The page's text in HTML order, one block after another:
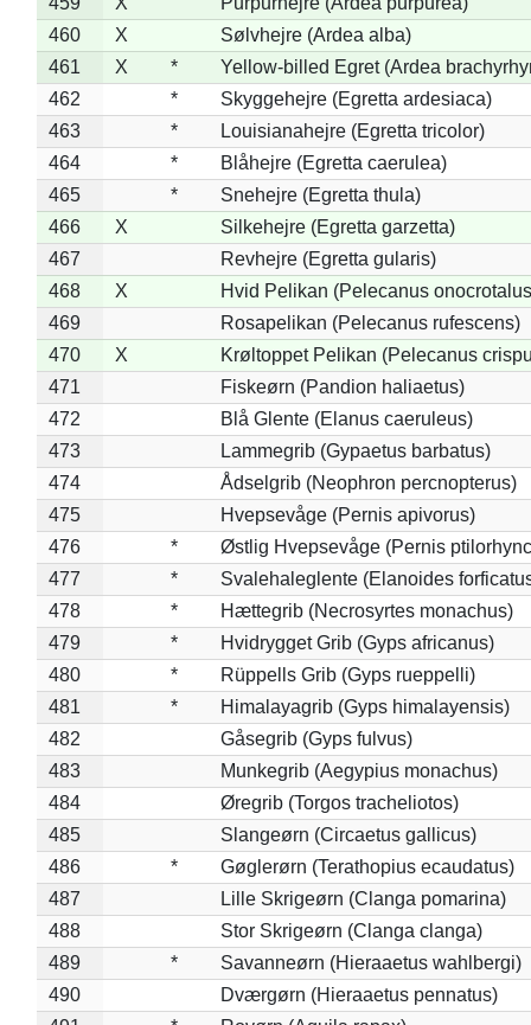
460
X
Sølvhejre (Ardea alba)
461
X *
Yellow-billed Egret (Ardea
462
*
Skyggehejre (Egretta ardesiaca)
463
*
Louisianahejre (Egretta tricolor)
464
*
Blåhejre (Egretta caerulea)
465
*
Snehejre (Egretta thula)
466
X
Silkehejre (Egretta garzetta)
467
Revhejre (Egretta gularis)
468
X
Hvid Pelikan (Pelecanus
469
Rosapelikan (Pelecanus rufescens)
470
X
Krøltoppet Pelikan (Pelecanus
471
Fiskeørn (Pandion haliaetus)
472
Blå Glente (Elanus caeruleus)
473
Lammegrib (Gypaetus barbatus)
474
Ådselgrib (Neophron percnopterus)
475
Hvepsevåge (Pernis apivorus)
476
*
Østlig Hvepsevåge (Pernis
477
*
Svalehaleglente (Elanoides
478
*
Hættegrib (Necrosyrtes monachus)
479
*
Hvidrygget Grib (Gyps africanus)
480
*
Rüppells Grib (Gyps rueppelli)
481
*
Himalayagrib (Gyps himalayensis)
482
Gåsegrib (Gyps fulvus)
483
Munkegrib (Aegypius monachus)
484
Øregrib (Torgos tracheliotos)
485
Slangeørn (Circaetus gallicus)
486
*
Gøglerørn (Terathopius ecaudatus)
487
Lille Skrigeørn (Clanga pomarina)
488
Stor Skrigeørn (Clanga clanga)
489
*
Savanneørn (Hieraaetus wahlbergi)
490
Dværgørn (Hieraaetus pennatus)